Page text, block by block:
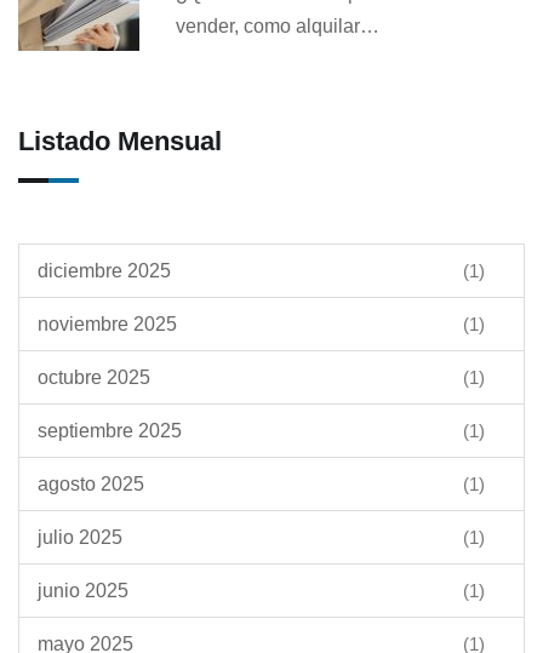
vender, como alquilar…
Listado Mensual
diciembre 2025 (1)
noviembre 2025 (1)
octubre 2025 (1)
septiembre 2025 (1)
agosto 2025 (1)
julio 2025 (1)
junio 2025 (1)
mayo 2025 (1)